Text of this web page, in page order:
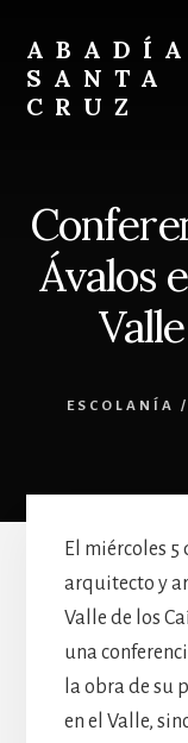
content
footer
ABADÍA
SANTA
CRUZ
Ávalos
ESCOLANÍA /
El miércoles 5
arquitecto y
Valle de los
una
la obra de su
en el Valle,